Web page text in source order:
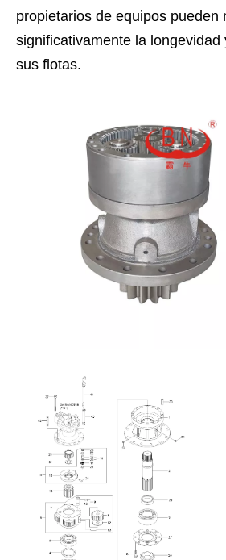
propietarios de equipos pueden
significativamente la longevidad
sus flotas.